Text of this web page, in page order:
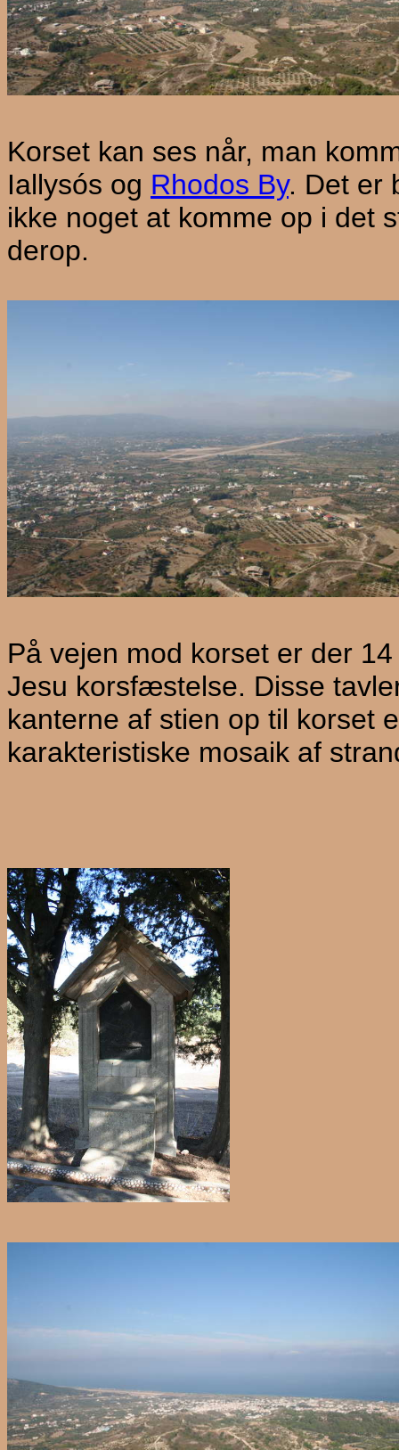
Korset kan ses når, man
Iallysós og Rhodos By. Det er
ikke noget at komme op i det
derop.
På vejen mod korset er der
Jesu korsfæstelse. Disse
kanterne af stien op til korset
karakteristiske mosaik af